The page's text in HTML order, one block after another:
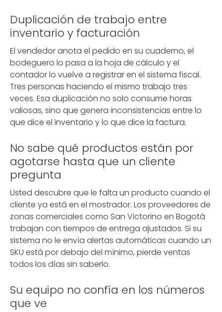
Duplicación de trabajo entre
inventario y facturación
El vendedor anota el pedido en su cuaderno, el
bodeguero lo pasa a la hoja de cálculo y el
contador lo vuelve a registrar en el sistema fiscal.
Tres personas haciendo el mismo trabajo tres
veces. Esa duplicación no solo consume horas
valiosas, sino que genera inconsistencias entre lo
que dice el inventario y lo que dice la factura.
No sabe qué productos están por
agotarse hasta que un cliente
pregunta
Usted descubre que le falta un producto cuando el
cliente ya está en el mostrador. Los proveedores de
zonas comerciales como San Victorino en Bogotá
trabajan con tiempos de entrega ajustados. Si su
sistema no le envía alertas automáticas cuando un
SKU está por debajo del mínimo, pierde ventas
todos los días sin saberlo.
Su equipo no confía en los números
que ve